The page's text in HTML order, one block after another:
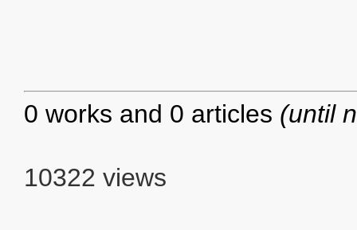
0 works and 0 articles (until
10322 views